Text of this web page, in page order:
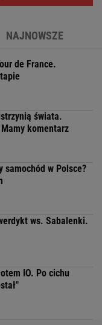
NAJNOWSZE
de France.
świata.
komentarz
w Polsce?
ws. Sabalenki.
IO. Po cichu